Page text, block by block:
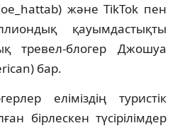
және TikTok пен
қауымдастықты
тревел-блогер Джошуа
бар.
еліміздің туристік
бірлескен түсірілімдер